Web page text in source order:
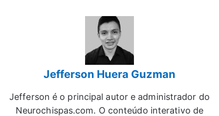
Jefferson Huera Guzman
Jefferson é o principal autor e administrador do
Neurochispas.com. O conteúdo interativo de